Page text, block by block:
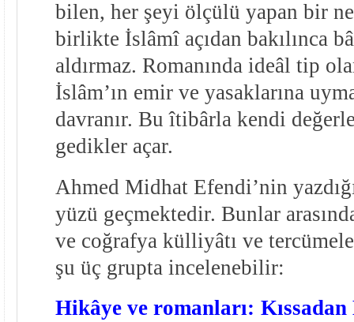
bilen, her şeyi ölçülü yapan bir
birlikte İslâmî açıdan bakılınca
aldırmaz. Romanında ideâl tip
İslâm’ın emir ve yasaklarına
davranır. Bu îtibârla kendi
gedikler açar.
Ahmed Midhat Efendi’nin
yüzü geçmektedir. Bunlar
ve coğrafya külliyâtı ve
şu üç grupta incelenebilir:
Hikâye ve romanları: Kıssadan